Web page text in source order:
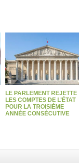
LE PARLEMENT REJETTE
LES COMPTES DE L’ÉTAT
POUR LA TROISIÈME
ANNÉE CONSÉCUTIVE